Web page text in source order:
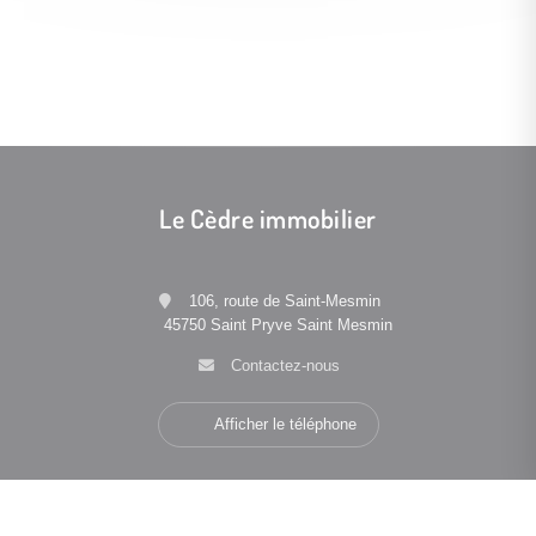
Le Cèdre immobilier
106, route de Saint-Mesmin
45750 Saint Pryve Saint Mesmin
Contactez-nous
Afficher le téléphone